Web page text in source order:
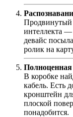
Продвинутый
интеллекта —
девайс
ролик на
В коробке
кабель. Есть
кронштейн
плоской
понадобится.